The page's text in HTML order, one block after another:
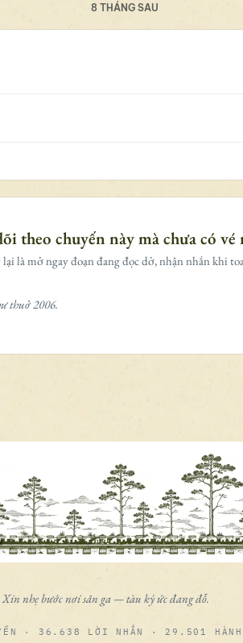
8 THÁNG SAU
theo chuyến này mà chưa có vé
là mở ngay đoạn đang đọc dở, nhận nhắn khi
thuở 2006.
Xin nhẹ bước nơi sân ga — tàu ký ức đang đỗ.
· 36.638 LỜI NHẮN · 29.501 HÀNH